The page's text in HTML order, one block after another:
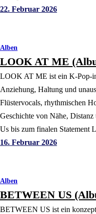
22. Februar 2026
Alben
LOOK AT ME
LOOK AT ME ist ein K-Pop-
Anziehung, Haltung und
Flüstervocals, rhythmischen
Geschichte von Nähe,
Us bis zum finalen
16. Februar 2026
Alben
BETWEEN US
BETWEEN US ist ein